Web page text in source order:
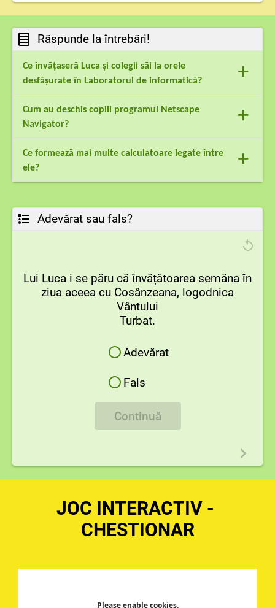
Răspunde la întrebări!
Ce învățaseră Luca și colegii săi la orele
desfășurate în Laboratorul de informatică?
+
Ei învățaseră să deschidă un calculator, să
scrie o scurtă scrisoare, să facă operații
matematice simple, precum adunarea și
scăderea…
Cum au deschis copiii programul Netscape
Navigator?
+
Pentru aceasta, au fixat săgeata mouse-ului
pe simbolul acestui program și au apăsat
de două ori
Ce formează mai multe calculatoare legate între
ele?
+
încât ele formează o rețea de calculatoare.
Adevărat sau fals?
Lui Luca i se păru că învățătoarea semăna în
ziua aceea cu Cosânzeana, logodnica
Vântului
Turbat.
Adevărat
Fals
Continuă
JOC INTERACTIV -
CHESTIONAR